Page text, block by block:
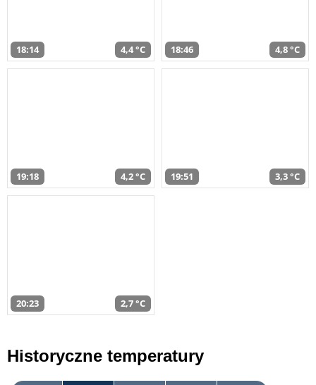
18:14 4,4 °C 18:46 4,8 °C
19:18 4,2 °C 19:51 3,3 °C
20:23 2,7 °C
Historyczne temperatury